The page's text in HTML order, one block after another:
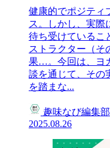
健康的でポジティ
ス。しかし、実際
待ち受けているこ
ストラクター（そ
果…。今回は、ヨ
談を通じて、その
を踏まな...
趣味なび編集部
2025.08.26